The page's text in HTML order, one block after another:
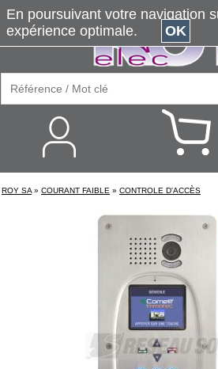
ROY SA » COURANT FAIBLE » CONTROLE D'ACCÈS
En poursuivant votre navigation
expérience optimale.
OK